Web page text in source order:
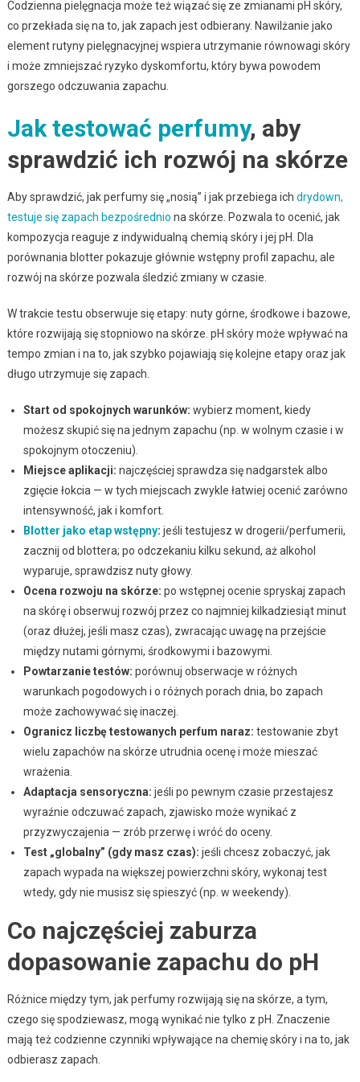
Codzienna pielęgnacja może też wiązać się ze zmianami pH skóry,
co przekłada się na to, jak zapach jest odbierany. Nawilżanie jako
element rutyny pielęgnacyjnej wspiera utrzymanie równowagi skóry
i może zmniejszać ryzyko dyskomfortu, który bywa powodem
gorszego odczuwania zapachu.
Jak testować perfumy, aby
sprawdzić ich rozwój na skórze
Aby sprawdzić, jak perfumy się „nosią” i jak przebiega ich drydown,
testuje się zapach bezpośrednio na skórze. Pozwala to ocenić, jak
kompozycja reaguje z indywidualną chemią skóry i jej pH. Dla
porównania blotter pokazuje głównie wstępny profil zapachu, ale
rozwój na skórze pozwala śledzić zmiany w czasie.
W trakcie testu obserwuje się etapy: nuty górne, środkowe i bazowe,
które rozwijają się stopniowo na skórze. pH skóry może wpływać na
tempo zmian i na to, jak szybko pojawiają się kolejne etapy oraz jak
długo utrzymuje się zapach.
Start od spokojnych warunków: wybierz moment, kiedy
możesz skupić się na jednym zapachu (np. w wolnym czasie i w
spokojnym otoczeniu).
Miejsce aplikacji: najczęściej sprawdza się nadgarstek albo
zgięcie łokcia — w tych miejscach zwykle łatwiej ocenić zarówno
intensywność, jak i komfort.
Blotter jako etap wstępny: jeśli testujesz w drogerii/perfumerii,
zacznij od blottera; po odczekaniu kilku sekund, aż alkohol
wyparuje, sprawdzisz nuty głowy.
Ocena rozwoju na skórze: po wstępnej ocenie spryskaj zapach
na skórę i obserwuj rozwój przez co najmniej kilkadziesiąt minut
(oraz dłużej, jeśli masz czas), zwracając uwagę na przejście
między nutami górnymi, środkowymi i bazowymi.
Powtarzanie testów: porównuj obserwacje w różnych
warunkach pogodowych i o różnych porach dnia, bo zapach
może zachowywać się inaczej.
Ogranicz liczbę testowanych perfum naraz: testowanie zbyt
wielu zapachów na skórze utrudnia ocenę i może mieszać
wrażenia.
Adaptacja sensoryczna: jeśli po pewnym czasie przestajesz
wyraźnie odczuwać zapach, zjawisko może wynikać z
przyzwyczajenia — zrób przerwę i wróć do oceny.
Test „globalny” (gdy masz czas): jeśli chcesz zobaczyć, jak
zapach wypada na większej powierzchni skóry, wykonaj test
wtedy, gdy nie musisz się spieszyć (np. w weekendy).
Co najczęściej zaburza
dopasowanie zapachu do pH
Różnice między tym, jak perfumy rozwijają się na skórze, a tym,
czego się spodziewasz, mogą wynikać nie tylko z pH. Znaczenie
mają też codzienne czynniki wpływające na chemię skóry i na to, jak
odbierasz zapach.